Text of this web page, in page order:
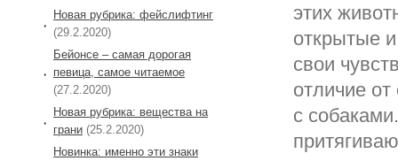
этих
открытые
свои
отличие
с
Новая рубрика: фейслифтинг
(29.2.2020)
Бейонсе – самая дорогая
певица, самое читаемое
(27.2.2020)
Новая рубрика: вещества на
грани (25.2.2020)
Новинка: именно эти знаки